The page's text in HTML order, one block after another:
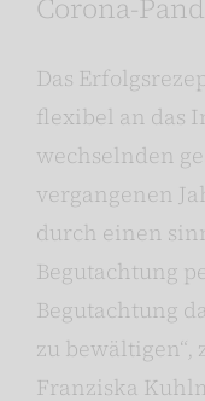
Corona-
Das
flexibel an das
wechselnden
vergangenen
durch einen
Begutachtung
Begutachtung
zu
Franziska